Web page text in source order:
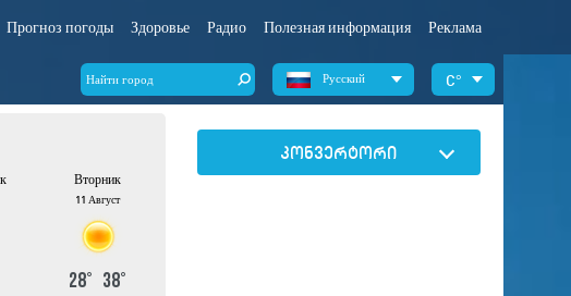
Прогноз погоды Здоровье Радио Полезная информация Реклама
Русский °
Вторник
11 Август
28° 38°
კონვერტორი